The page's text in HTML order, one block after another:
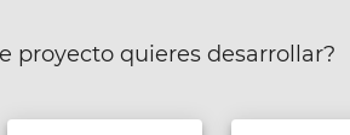
proyecto quieres desarrollar?